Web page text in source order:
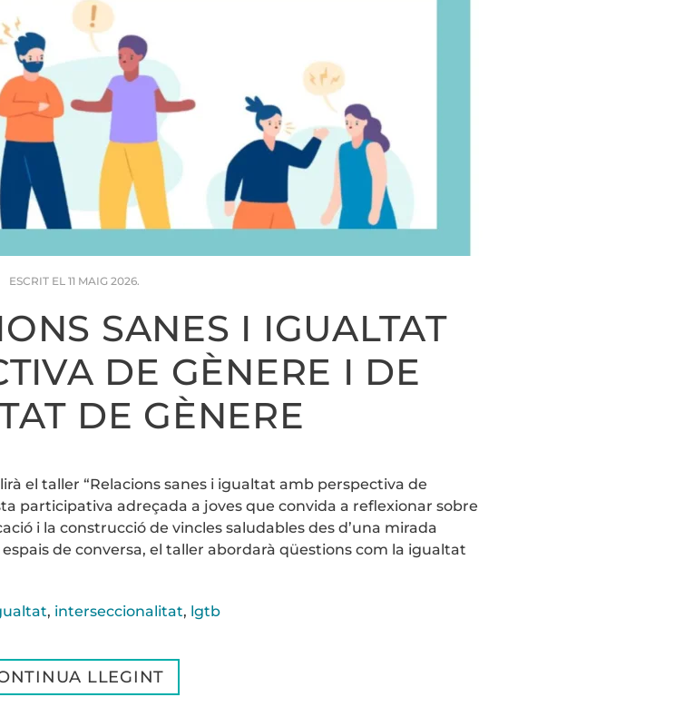
ESCRIT EL 11 MAIG 2026.
SANES I IGUALTAT
DE GÈNERE I DE
DE GÈNERE
el taller “Relacions sanes i igualtat amb perspectiva de
participativa adreçada a joves que convida a reflexionar sobre
i la construcció de vincles saludables des d’una mirada
de conversa, el taller abordarà qüestions com la igualtat
, interseccionalitat, lgtb
LLEGINT